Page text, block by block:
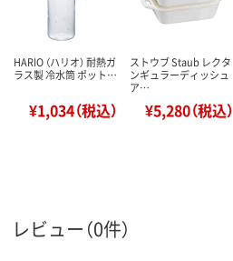
HARIO （ハリオ） 耐熱ガ
ラス製 冷水筒 ポット…
¥1,034（税込）
ストウブ Staub レクタ
ンギュラーディッシュ
ア…
¥5,280（税込）
レビュー（0件）